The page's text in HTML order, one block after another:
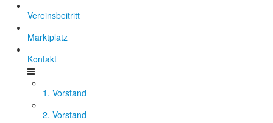
Vereinsbeitritt
Marktplatz
Kontakt
1. Vorstand
2. Vorstand